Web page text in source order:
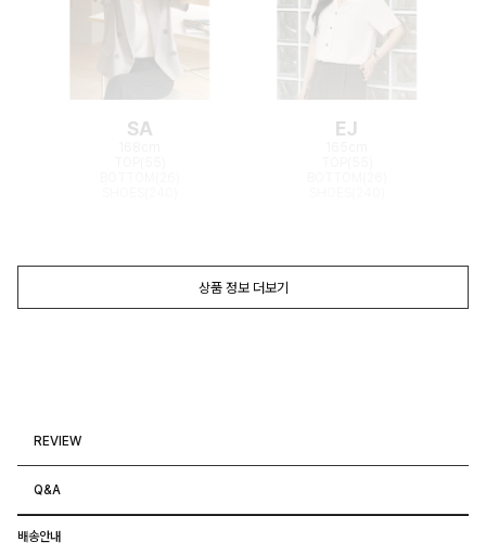
SA EJ
상품 정보 더보기
REVIEW
Q&A
배송안내